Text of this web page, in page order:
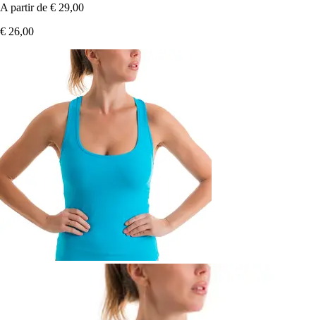
A partir de € 29,00
€ 26,00